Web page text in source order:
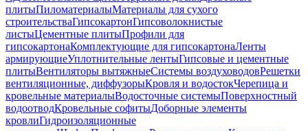
плитыПиломатериалыМатериалы для сухого
строительстваГипсокартонГипсоволокнистые
листыЦементные плитыПрофили для
гипсокартонаКомплектующие для гипсокартонаЛенты
армирующиеУплотнительные лентыГипсовые и цементные
плитыВентиляторы вытяжныеСистемы воздуховодовРешетки
вентиляционные, диффузорыКровля и водостокЧерепица и
кровельные материалыВодосточные системыПоверхностный
водоотводКровельные софитыДоборные элементы
кровлиГидроизоляционные